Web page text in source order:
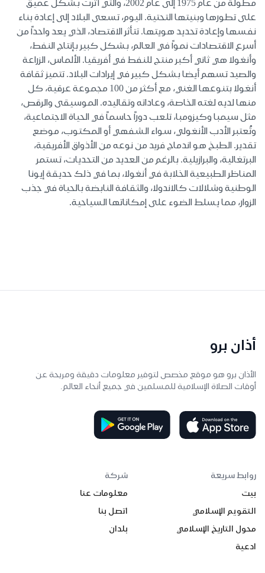
مطولة من عام 1975 إلى عام 2002، والتي أثرت بشكل عميق
على تطورها وبنيتها التحتية. اليوم، تسعى البلاد إلى إعادة بناء
نفسها وإعادة تحديد هويتها. تتأثر الاقتصاد، الذي يعد واحداً من
أسرع الاقتصادات نمواً في العالم، بشكل كبير بإنتاج النفط،
وأنغولا هي ثاني أكبر منتج للنفط في أفريقيا. الألماس، الزراعة
والصيد تسهم أيضا بشكل كبير في إيرادات البلاد. تتميز ثقافة
أنغولا بتنوعها الغني، مع أكثر من 100 مجموعة عرقية، كل
منها لديه لغته الخاصة، وعاداته وتقاليده. الموسيقى والرقص،
مثل سيمبا وكيزومبا، تلعب دوراً حاسماً في الحياة الاجتماعية،
وتُعتبر الأدب الأنغولي، سواء الشفهي أو المكتوب، موضع
تقدير. الطبخ هو اندماج فريد من نوعه من الأذواق الأفريقية،
البرتغالية، والبرازيلية. بالرغم من العديد من التحديات، تستمر
المناظر الطبيعية الخلابة في أنغولا، بما في ذلك حديقة إيونا
الوطنية وشلالات كالاندولا، والثقافة النابضة بالحياة في جذب
الزوار، مما يسلط الضوء على إمكاناتها السياحية.
أذان برو
الأذان برو هو موقع مخصص لتوفير معلومات دقيقة ومريحة عن
أوقات الصلاة الإسلامية للمسلمين في جميع أنحاء العالم.
روابط سريعة
بيت
التقويم الإسلامي
محول التاريخ الإسلامي
ادعية
شركة
معلومات عنا
اتصل بنا
بلدان